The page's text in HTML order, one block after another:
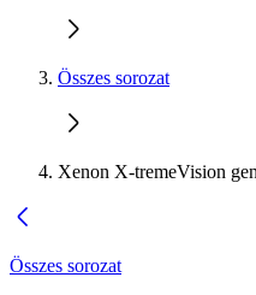
Összes sorozat
Xenon X-tremeVision
Összes sorozat